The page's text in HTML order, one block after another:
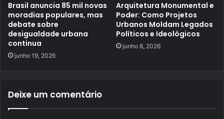
Brasil anuncia 85 mil novas
moradias populares, mas
debate sobre
desigualdade urbana
continua
junho 19, 2026
Arquitetura Monumental e
Poder: Como Projetos
Urbanos Moldam Legados
Políticos e Ideológicos
junho 8, 2026
Deixe um comentário